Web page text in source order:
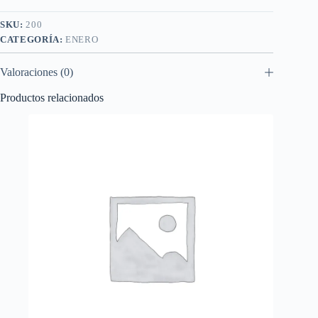
Bross
Par
cantidad
SKU: 200
CATEGORÍA:ENERO
Valoraciones (0)
Productos relacionados